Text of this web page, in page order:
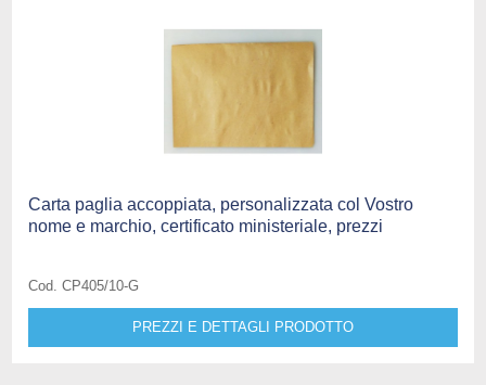
Carta paglia accoppiata, personalizzata col Vostro
nome e marchio, certificato ministeriale, prezzi
Cod. CP405/10-G
PREZZI E DETTAGLI PRODOTTO